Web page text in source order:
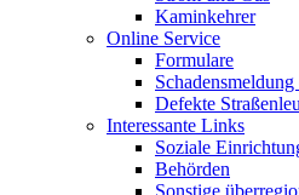
Kaminkehrer
Online Service
Formulare
Defekte
Interessante Links
Soziale
Behörden
Sonstige